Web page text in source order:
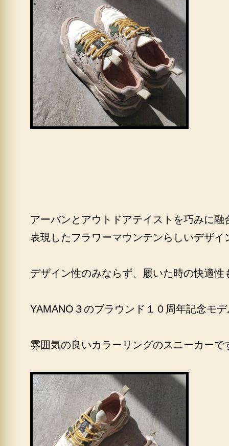
アーバンとアウトドアテイストを巧みに融
表現したフラワーマウンテンらしいデザイ
デザイン性のみならず、履いた時の快適性
YAMANO３のブラウンド１０周年記念モデ
雰囲気の良いカラーリングのスニーカーで